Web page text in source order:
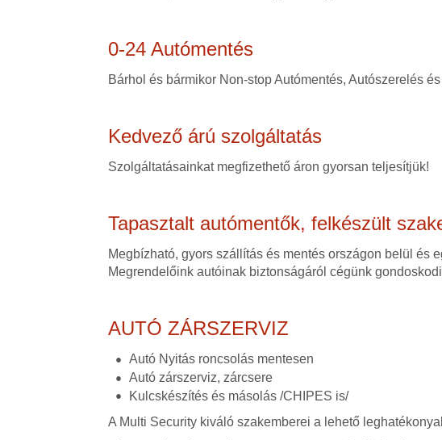
0-24 Autómentés
Bárhol és bármikor Non-stop Autómentés, Autószerelés
Kedvező árú szolgáltatás
Szolgáltatásainkat megfizethető áron gyorsan teljesítjük!
Tapasztalt autómentők, felkészült
Megbízható, gyors szállítás és mentés országon belül és
Megrendelőink autóinak biztonságáról cégünk
AUTÓ ZÁRSZERVIZ
Autó Nyitás roncsolás mentesen
Autó zárszerviz, zárcsere
Kulcskészítés és másolás /CHIPES is/
A Multi Security kiváló szakemberei a lehető